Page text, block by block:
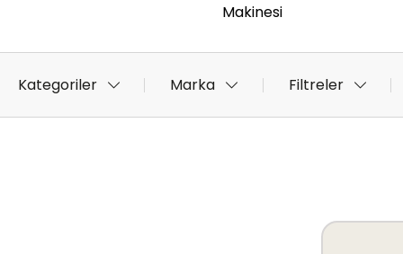
Makinesi
Kategoriler Marka Filtreler